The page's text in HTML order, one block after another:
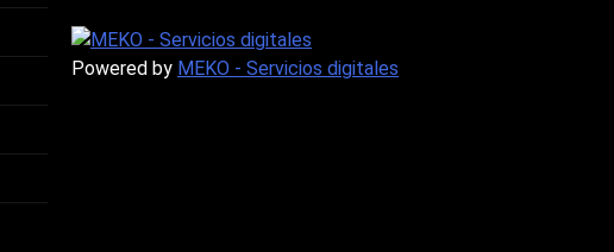
Powered by MEKO - Servicios digitales